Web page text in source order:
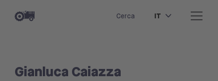
Cerca IT
Gianluca Caiazza